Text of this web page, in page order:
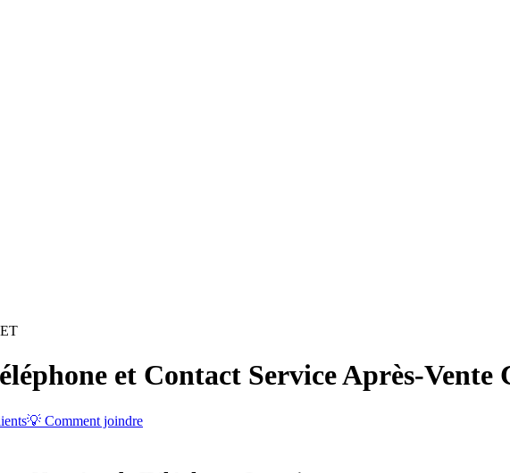
et Contact Service Après-Vente
💡 Comment joindre